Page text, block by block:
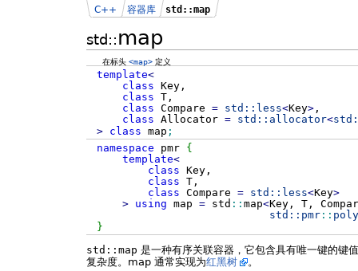
std::map
C++ 容器库 std::map
在标头<map> 定义
template<
class Key,
class T,
class Compare = std:: less<Key>,
class Allocator = std:: allocator<
>
class map ;
namespace pmr {
template<
class Key,
class T,
class Compare = std:: less<Key>
>
using map =std :: map<Key, T,
std:: pmr::
}
std::map 是一种有序关联容器，它包含具有唯一键的键
复杂度。map 通常实现为红黑树
。